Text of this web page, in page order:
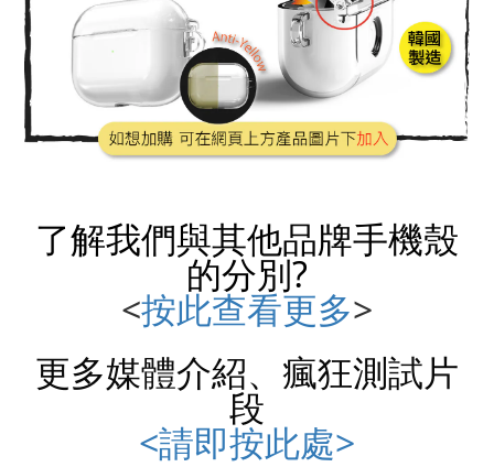
了解我們與其他品牌手機殼
的分別?
<按此查看更多>
更多媒體介紹、瘋狂測試片
段
<請即按此處>